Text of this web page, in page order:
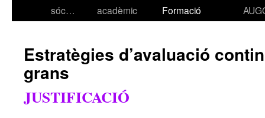
sóc…
acadèmic
Formació
Estratègies d’avaluació
grans
JUSTIFICACIÓ